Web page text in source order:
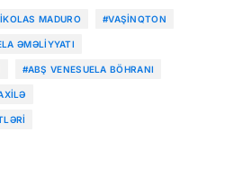
MADURO #VAŞINQTON
ƏMƏLIYYATI
#ABŞ VENESUELA BÖHRANI